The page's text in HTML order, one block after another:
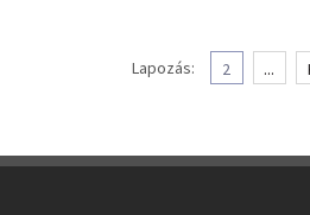
Lapozás: 2 ...